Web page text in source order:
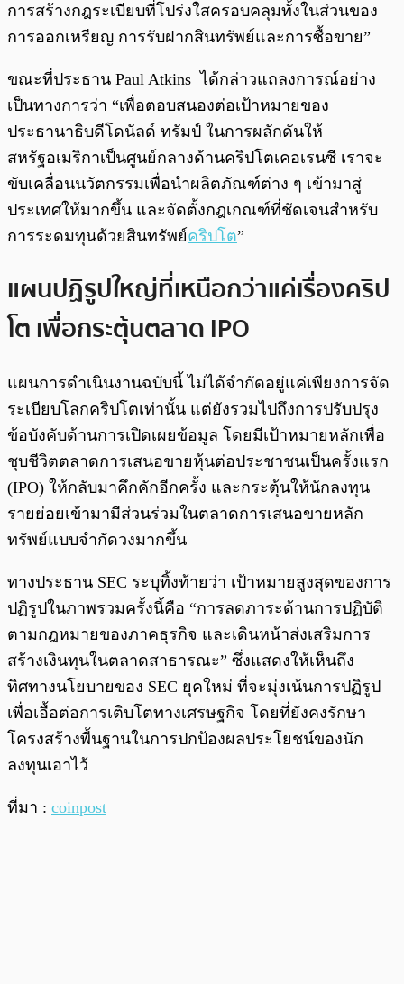
การสร้างกฎระเบียบที่โปร่งใสครอบคลุมทั้งในส่วนของ
การออกเหรียญ การรับฝากสินทรัพย์และการซื้อขาย”
ขณะที่ประธาน Paul Atkins ได้กล่าวแถลงการณ์อย่าง
เป็นทางการว่า “เพื่อตอบสนองต่อเป้าหมายของ
ประธานาธิบดีโดนัลด์ ทรัมป์ ในการผลักดันให้
สหรัฐอเมริกาเป็นศูนย์กลางด้านคริปโตเคอเรนซี เราจะ
ขับเคลื่อนนวัตกรรมเพื่อนำผลิตภัณฑ์ต่าง ๆ เข้ามาสู่
ประเทศให้มากขึ้น และจัดตั้งกฎเกณฑ์ที่ชัดเจนสำหรับ
การระดมทุนด้วยสินทรัพย์คริปโต”
แผนปฏิรูปใหญ่ที่เหนือกว่าแค่เรื่องคริป
โต เพื่อกระตุ้นตลาด IPO
แผนการดำเนินงานฉบับนี้ ไม่ได้จำกัดอยู่แค่เพียงการจัด
ระเบียบโลกคริปโตเท่านั้น แต่ยังรวมไปถึงการปรับปรุง
ข้อบังคับด้านการเปิดเผยข้อมูล โดยมีเป้าหมายหลักเพื่อ
ชุบชีวิตตลาดการเสนอขายหุ้นต่อประชาชนเป็นครั้งแรก
(IPO) ให้กลับมาคึกคักอีกครั้ง และกระตุ้นให้นักลงทุน
รายย่อยเข้ามามีส่วนร่วมในตลาดการเสนอขายหลัก
ทรัพย์แบบจำกัดวงมากขึ้น
ทางประธาน SEC ระบุทิ้งท้ายว่า เป้าหมายสูงสุดของการ
ปฏิรูปในภาพรวมครั้งนี้คือ “การลดภาระด้านการปฏิบัติ
ตามกฎหมายของภาคธุรกิจ และเดินหน้าส่งเสริมการ
สร้างเงินทุนในตลาดสาธารณะ” ซึ่งแสดงให้เห็นถึง
ทิศทางนโยบายของ SEC ยุคใหม่ ที่จะมุ่งเน้นการปฏิรูป
เพื่อเอื้อต่อการเติบโตทางเศรษฐกิจ โดยที่ยังคงรักษา
โครงสร้างพื้นฐานในการปกป้องผลประโยชน์ของนัก
ลงทุนเอาไว้
ที่มา : coinpost